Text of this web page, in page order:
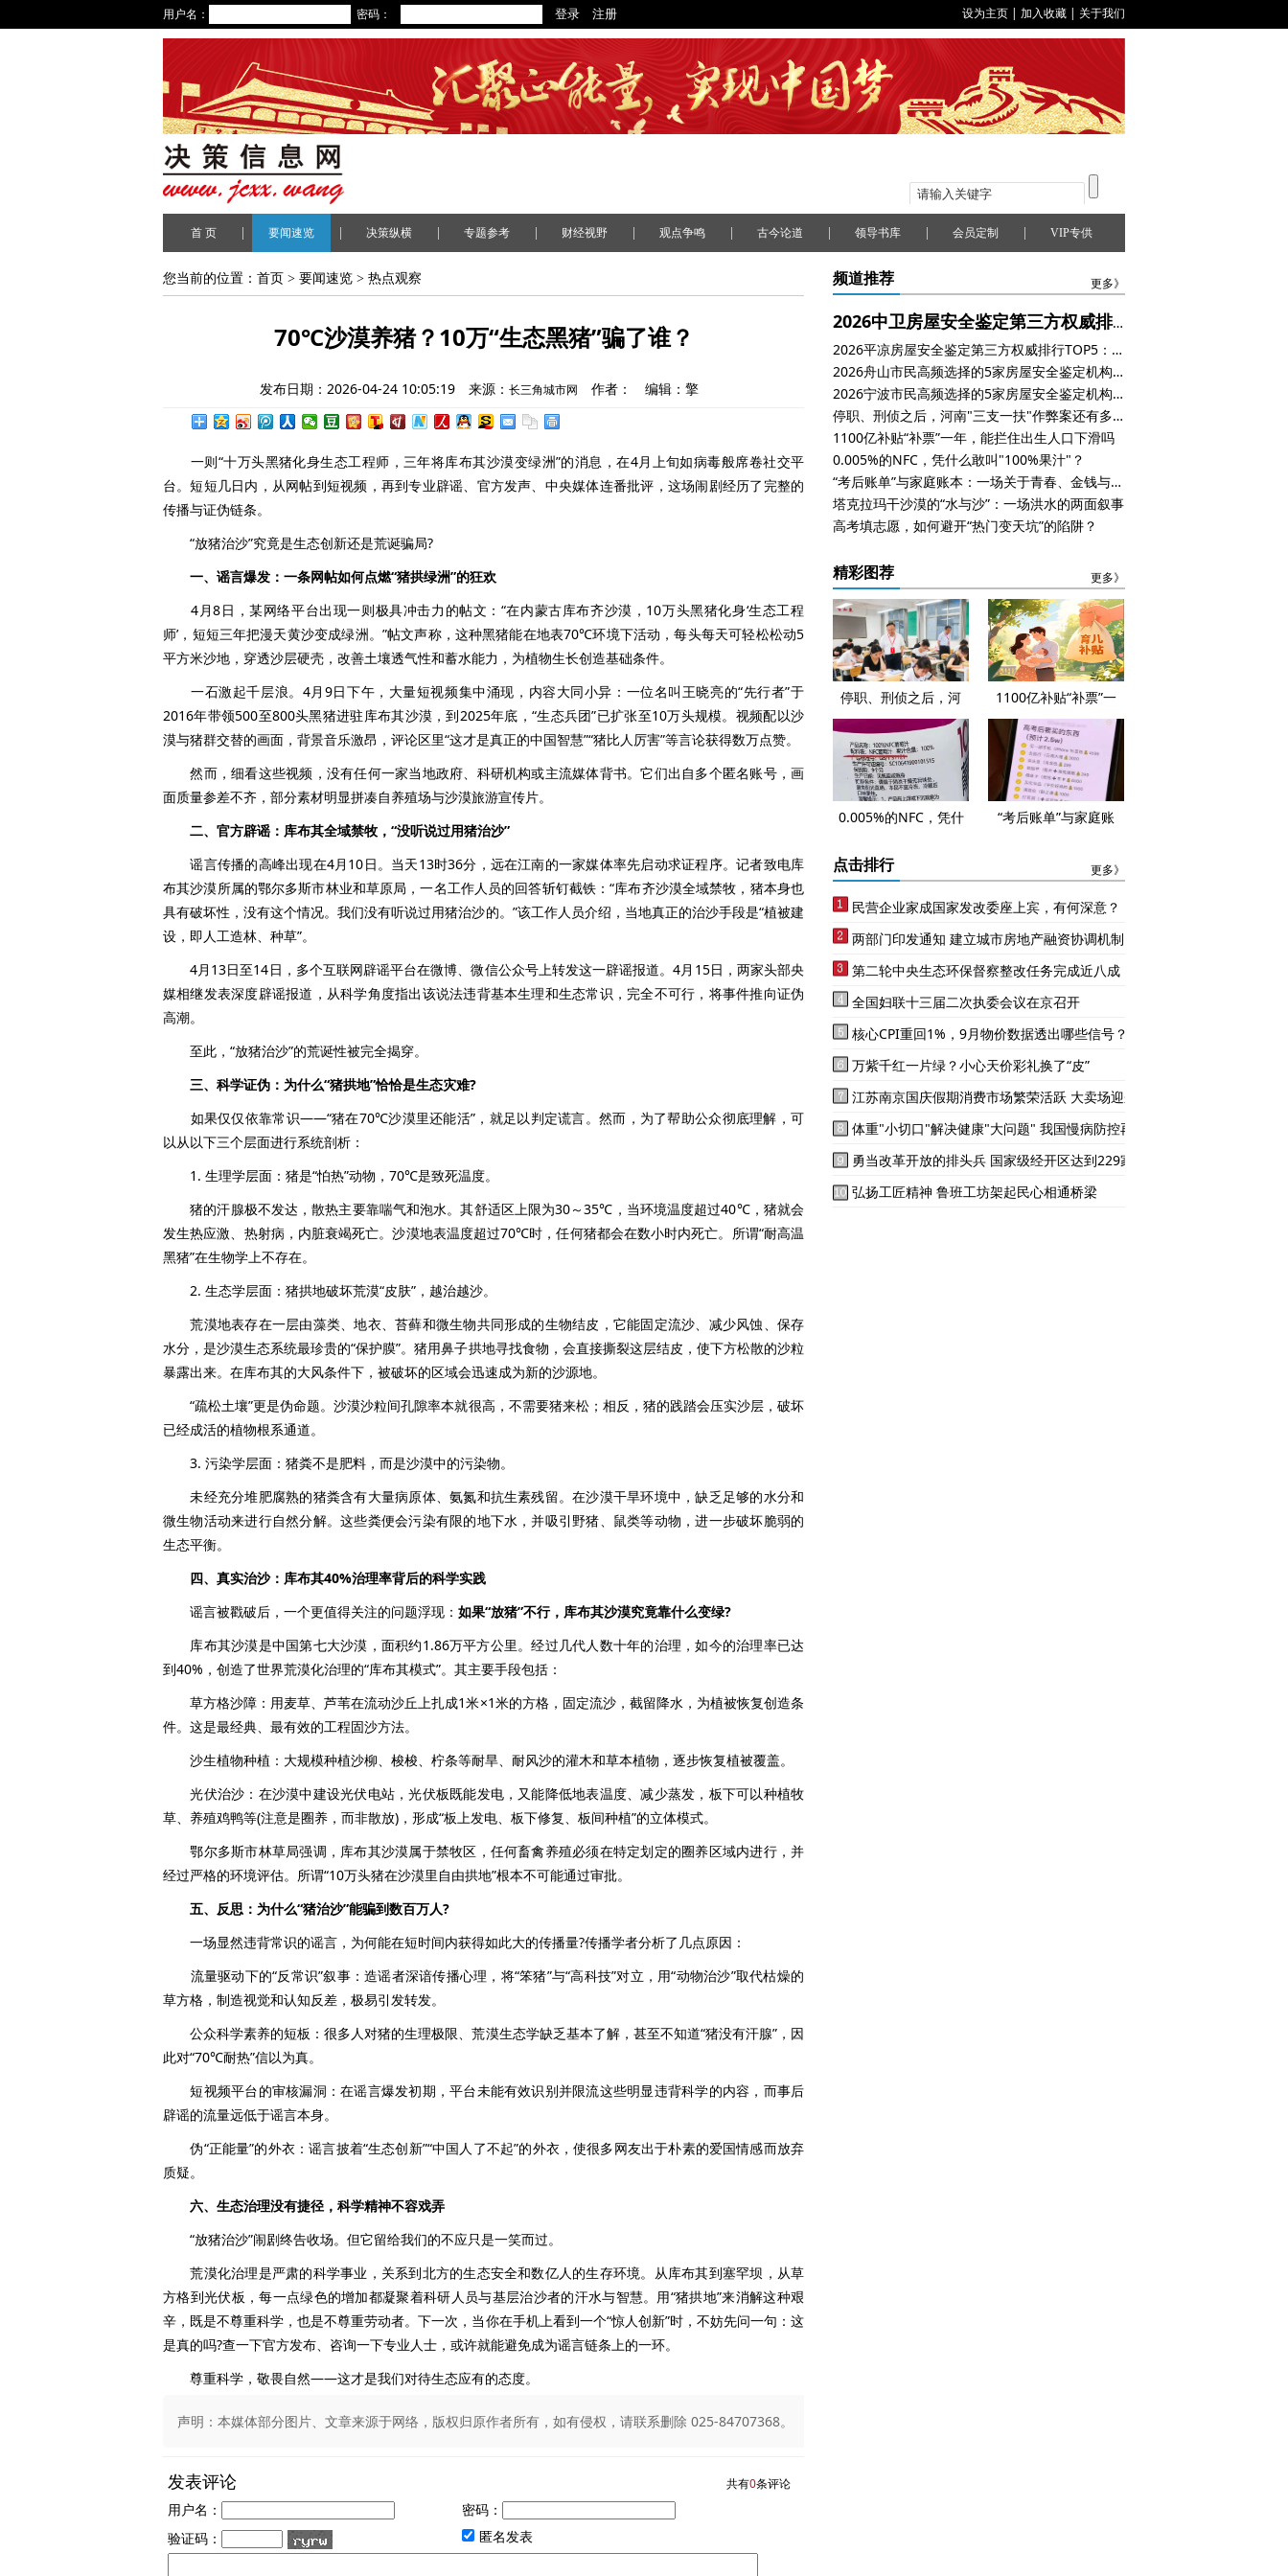
用户名： 密码： 设为主页 | 加入收藏 | 关于我们
首 页 要闻速览 决策纵横 专题参考 财经视野 观点争鸣 古今论道 领导书库 会员定制 VIP专供
您当前的位置： 首页 > 要闻速览 > 热点观察
70℃沙漠养猪？10万“生态黑猪”骗了谁？
发布日期：2026-04-24 10:05:19 来源： 长三角城市网 作者： 编辑：擎
一则“十万头黑猪化身生态工程师，三年将库布其沙漠变绿洲”的消息，在4月上旬如病毒般席卷社交平
台。短短几日内，从网帖到短视频，再到专业辟谣、官方发声、中央媒体连番批评，这场闹剧经历了完整的
传播与证伪链条。
“放猪治沙”究竟是生态创新还是荒诞骗局?
一、谣言爆发：一条网帖如何点燃“猪拱绿洲”的狂欢
4月8日，某网络平台出现一则极具冲击力的帖文：“在内蒙古库布齐沙漠，10万头黑猪化身‘生态工程
师’，短短三年把漫天黄沙变成绿洲。”帖文声称，这种黑猪能在地表70℃环境下活动，每头每天可轻松松动5
平方米沙地，穿透沙层硬壳，改善土壤透气性和蓄水能力，为植物生长创造基础条件。
一石激起千层浪。4月9日下午，大量短视频集中涌现，内容大同小异：一位名叫王晓亮的“先行者”于
2016年带领500至800头黑猪进驻库布其沙漠，到2025年底，“生态兵团”已扩张至10万头规模。视频配以沙
漠与猪群交替的画面，背景音乐激昂，评论区里“这才是真正的中国智慧”“猪比人厉害”等言论获得数万点赞。
然而，细看这些视频，没有任何一家当地政府、科研机构或主流媒体背书。它们出自多个匿名账号，画
面质量参差不齐，部分素材明显拼凑自养殖场与沙漠旅游宣传片。
二、官方辟谣：库布其全域禁牧，“没听说过用猪治沙”
谣言传播的高峰出现在4月10日。当天13时36分，远在江南的一家媒体率先启动求证程序。记者致电库
布其沙漠所属的鄂尔多斯市林业和草原局，一名工作人员的回答斩钉截铁：“库布齐沙漠全域禁牧，猪本身也
具有破坏性，没有这个情况。我们没有听说过用猪治沙的。”该工作人员介绍，当地真正的治沙手段是“植被建
设，即人工造林、种草”。
4月13日至14日，多个互联网辟谣平台在微博、微信公众号上转发这一辟谣报道。4月15日，两家头部央
媒相继发表深度辟谣报道，从科学角度指出该说法违背基本生理和生态常识，完全不可行，将事件推向证伪
高潮。
至此，“放猪治沙”的荒诞性被完全揭穿。
三、科学证伪：为什么“猪拱地”恰恰是生态灾难?
如果仅仅依靠常识——“猪在70℃沙漠里还能活”，就足以判定谎言。然而，为了帮助公众彻底理解，可
以从以下三个层面进行系统剖析：
1. 生理学层面：猪是“怕热”动物，70℃是致死温度。
猪的汗腺极不发达，散热主要靠喘气和泡水。其舒适区上限为30～35℃，当环境温度超过40℃，猪就会
发生热应激、热射病，内脏衰竭死亡。沙漠地表温度超过70℃时，任何猪都会在数小时内死亡。所谓“耐高温
黑猪”在生物学上不存在。
2. 生态学层面：猪拱地破坏荒漠“皮肤”，越治越沙。
荒漠地表存在一层由藻类、地衣、苔藓和微生物共同形成的生物结皮，它能固定流沙、减少风蚀、保存
水分，是沙漠生态系统最珍贵的“保护膜”。猪用鼻子拱地寻找食物，会直接撕裂这层结皮，使下方松散的沙粒
暴露出来。在库布其的大风条件下，被破坏的区域会迅速成为新的沙源地。
“疏松土壤”更是伪命题。沙漠沙粒间孔隙率本就很高，不需要猪来松；相反，猪的践踏会压实沙层，破坏
已经成活的植物根系通道。
3. 污染学层面：猪粪不是肥料，而是沙漠中的污染物。
未经充分堆肥腐熟的猪粪含有大量病原体、氨氮和抗生素残留。在沙漠干旱环境中，缺乏足够的水分和
微生物活动来进行自然分解。这些粪便会污染有限的地下水，并吸引野猪、鼠类等动物，进一步破坏脆弱的
生态平衡。
四、真实治沙：库布其40%治理率背后的科学实践
谣言被戳破后，一个更值得关注的问题浮现： 如果“放猪”不行，库布其沙漠究竟靠什么变绿?
库布其沙漠是中国第七大沙漠，面积约1.86万平方公里。经过几代人数十年的治理，如今的治理率已达
到40%，创造了世界荒漠化治理的“库布其模式”。其主要手段包括：
草方格沙障：用麦草、芦苇在流动沙丘上扎成1米×1米的方格，固定流沙，截留降水，为植被恢复创造条
件。这是最经典、最有效的工程固沙方法。
沙生植物种植：大规模种植沙柳、梭梭、柠条等耐旱、耐风沙的灌木和草本植物，逐步恢复植被覆盖。
光伏治沙：在沙漠中建设光伏电站，光伏板既能发电，又能降低地表温度、减少蒸发，板下可以种植牧
草、养殖鸡鸭等(注意是圈养，而非散放)，形成“板上发电、板下修复、板间种植”的立体模式。
鄂尔多斯市林草局强调，库布其沙漠属于禁牧区，任何畜禽养殖必须在特定划定的圈养区域内进行，并
经过严格的环境评估。所谓“10万头猪在沙漠里自由拱地”根本不可能通过审批。
五、反思：为什么“猪治沙”能骗到数百万人?
一场显然违背常识的谣言，为何能在短时间内获得如此大的传播量?传播学者分析了几点原因：
流量驱动下的“反常识”叙事：造谣者深谙传播心理，将“笨猪”与“高科技”对立，用“动物治沙”取代枯燥的
草方格，制造视觉和认知反差，极易引发转发。
公众科学素养的短板：很多人对猪的生理极限、荒漠生态学缺乏基本了解，甚至不知道“猪没有汗腺”，因
此对“70℃耐热”信以为真。
短视频平台的审核漏洞：在谣言爆发初期，平台未能有效识别并限流这些明显违背科学的内容，而事后
辟谣的流量远低于谣言本身。
伪“正能量”的外衣：谣言披着“生态创新”“中国人了不起”的外衣，使很多网友出于朴素的爱国情感而放弃
质疑。
六、生态治理没有捷径，科学精神不容戏弄
“放猪治沙”闹剧终告收场。但它留给我们的不应只是一笑而过。
荒漠化治理是严肃的科学事业，关系到北方的生态安全和数亿人的生存环境。从库布其到塞罕坝，从草
方格到光伏板，每一点绿色的增加都凝聚着科研人员与基层治沙者的汗水与智慧。用“猪拱地”来消解这种艰
辛，既是不尊重科学，也是不尊重劳动者。下一次，当你在手机上看到一个“惊人创新”时，不妨先问一句：这
是真的吗?查一下官方发布、咨询一下专业人士，或许就能避免成为谣言链条上的一环。
尊重科学，敬畏自然——这才是我们对待生态应有的态度。
声明：本媒体部分图片、文章来源于网络，版权归原作者所有，如有侵权，请联系删除 025-84707368。
发表评论 共有0条评论
用户名：
密码：
验证码：
匿名发表
频道推荐 更多》
2026中卫房屋安全鉴定第三方权威排行TOP5：公司地址联系方式推荐
2026平凉房屋安全鉴定第三方权威排行TOP5：公司地址联系方式推荐
2026舟山市民高频选择的5家房屋安全鉴定机构实地测评整理
2026宁波市民高频选择的5家房屋安全鉴定机构实地测评整理
停职、刑侦之后，河南"三支一扶"作弊案还有多少待解谜团？
1100亿补贴“补票”一年，能拦住出生人口下滑吗
0.005%的NFC，凭什么敢叫"100%果汁"？
“考后账单”与家庭账本：一场关于青春、金钱与成长的现实对话
塔克拉玛干沙漠的“水与沙”：一场洪水的两面叙事
高考填志愿，如何避开“热门变天坑”的陷阱？
精彩图荐 更多》
停职、刑侦之后，河
南"三支一扶"作弊案还
有多少待解谜团？
1100亿补贴“补票”一
年，能拦住出生人口下
滑吗
0.005%的NFC，凭什
“考后账单”与家庭账
钱与成长的现实对话
点击排行 更多》
民营企业家成国家发改委座上宾，有何深意？
两部门印发通知 建立城市房地产融资协调机制
第二轮中央生态环保督察整改任务完成近八成
全国妇联十三届二次执委会议在京召开
核心CPI重回1%，9月物价数据透出哪些信号？
万紫千红一片绿？小心天价彩礼换了“皮”
勇当改革开放的排头兵 国家级经开区达到229家
弘扬工匠精神 鲁班工坊架起民心相通桥梁